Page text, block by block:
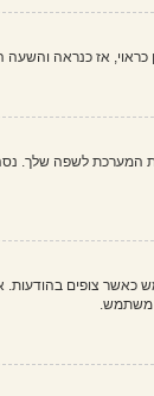
כראוי, אז כנראה
לשפה שלך. נסה
כאשר צופים
משתמש.